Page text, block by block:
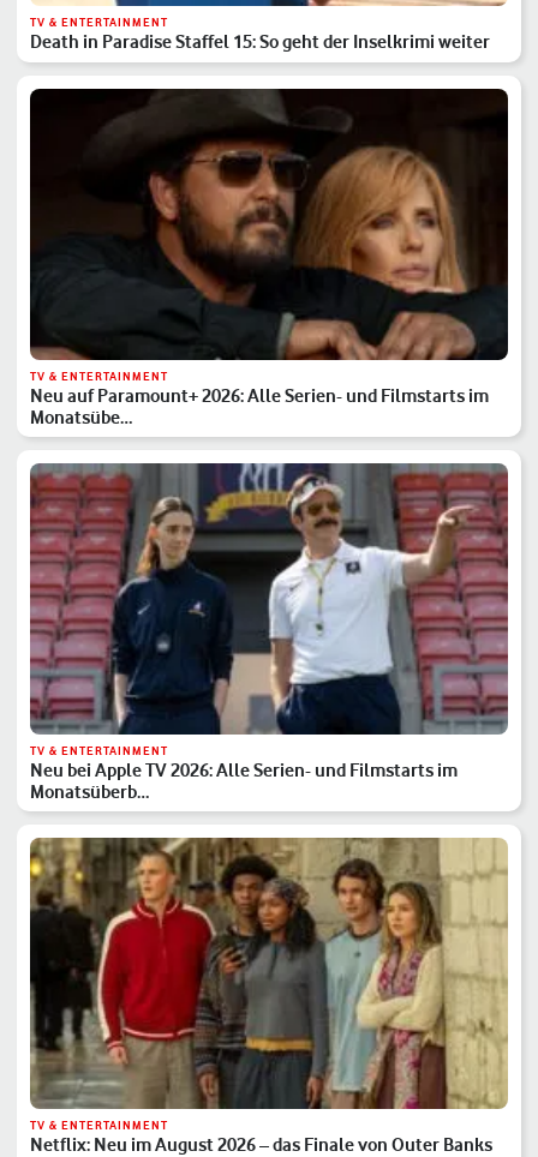
TV & ENTERTAINMENT
Death in Paradise Staffel 15: So geht der Inselkrimi weiter
TV & ENTERTAINMENT
Neu auf Paramount+ 2026: Alle Serien- und Filmstarts im
Monatsübe…
TV & ENTERTAINMENT
Neu bei Apple TV 2026: Alle Serien- und Filmstarts im
Monatsüberb…
TV & ENTERTAINMENT
Netflix: Neu im August 2026 – das Finale von Outer Banks